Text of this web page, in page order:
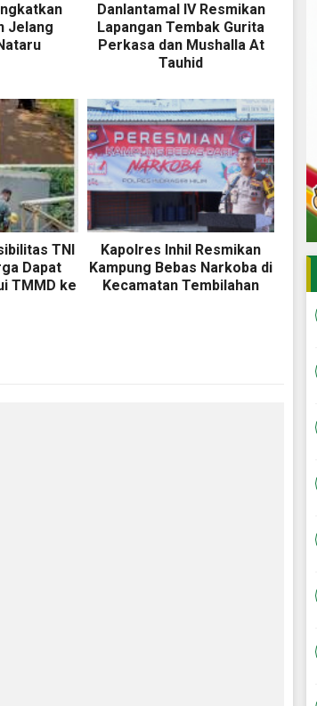
Jelang
Danlantamal IV Resmikan
Lapangan Tembak Gurita
Perkasa dan Mushalla At
Tauhid
TNI
Dapat
TMMD ke
Kapolres Inhil Resmikan
Kampung Bebas Narkoba di
Kecamatan Tembilahan